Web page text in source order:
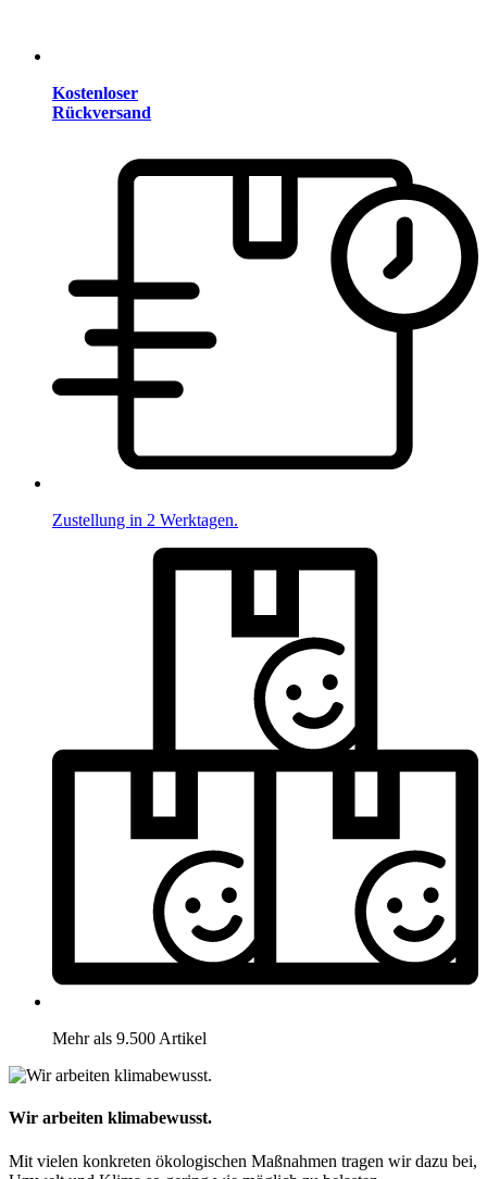
Kostenloser
Rückversand
Zustellung in 2 Werktagen.
Mehr als 9.500 Artikel
Wir arbeiten klimabewusst.
Mit vielen konkreten ökologischen Maßnahmen tragen wir dazu bei,